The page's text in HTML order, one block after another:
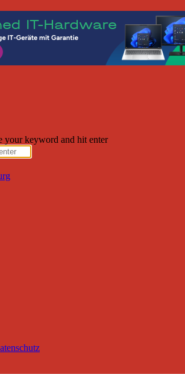
07, 2026
Subscribe to RSS
your keyword and hit enter